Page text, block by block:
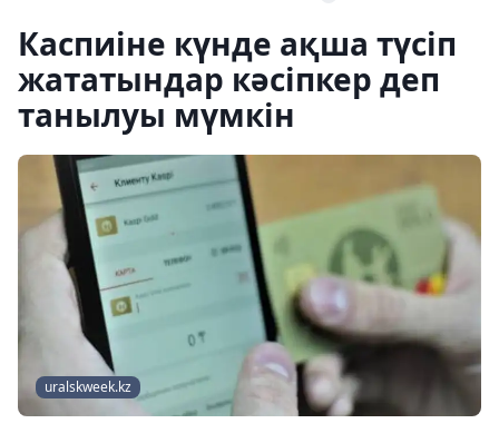
Каспиіне күнде ақша түсіп
жататындар кәсіпкер деп
танылуы мүмкін
uralskweek.kz